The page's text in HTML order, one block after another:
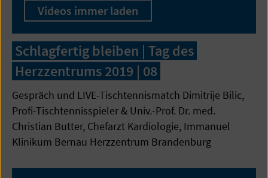
Videos immer laden
Schlagfertig bleiben | Tag des
Herzzentrums 2019 | 08
Gespräch und LIVE-Tischtennismatch Dimitrije Bilic,
Profi-Tischtennisspieler & Univ.-Prof. Dr. med.
Christian Butter, Chefarzt Kardiologie, Immanuel
Klinikum Bernau Herzzentrum Brandenburg